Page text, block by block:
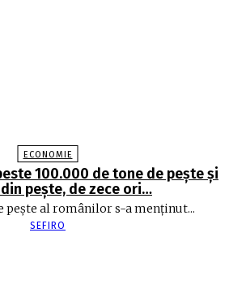
ECONOMIE
100.000 de tone de peşte şi
peşte, de zece ori…
peşte al ro­mâ­nilor s-a menţinut...
SEFIRO